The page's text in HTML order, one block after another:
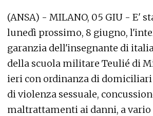
(ANSA) - MILANO, 05 GIU - E'
lunedì prossimo, 8 giugno,
garanzia dell'insegnante di
della scuola militare Teulié di
ieri con ordinanza di domiciliari
di violenza sessuale,
maltrattamenti ai danni, a